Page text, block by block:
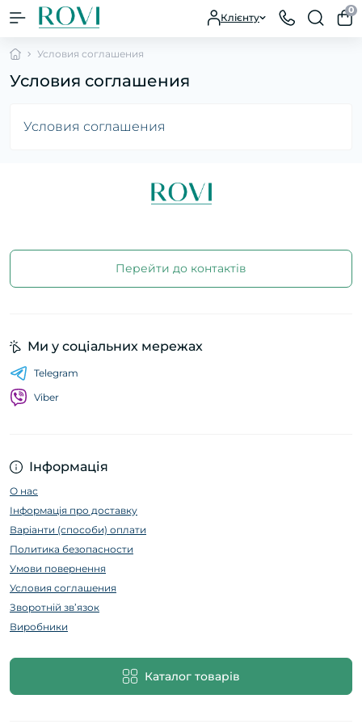
Клієнту
0
Условия соглашения
Условия соглашения
Условия соглашения
Перейти до контактів
Інформація
О нас
Інформація про доставку
Варіанти (способи) оплати
Политика безопасности
Умови повернення
Условия соглашения
Зворотній зв’язок
Виробники
Каталог товарів
Ми у соціальних мережах
Telegram
Viber